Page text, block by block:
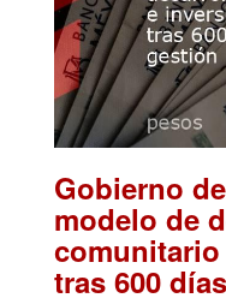
Gobierno
modelo de
tras 600